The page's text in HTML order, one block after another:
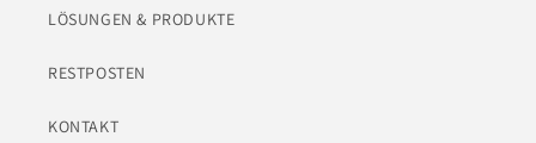
LÖSUNGEN & PRODUKTE
RESTPOSTEN
KONTAKT